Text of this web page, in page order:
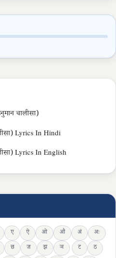
चालीसा)
Lyrics In Hindi
Lyrics In English
ए ऐ ओ औ अं
अः
छ ज झ ञ ट
ठ